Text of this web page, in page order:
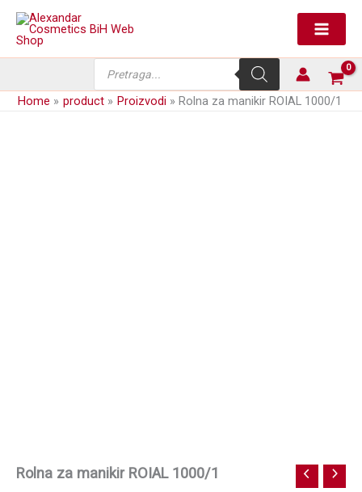
Skip
content
search
Home product Proizvodi Rolna za manikir ROIAL 1000/1
Rolna za manikir ROIAL 1000/1